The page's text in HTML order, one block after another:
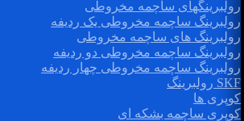
رولبرینگهای ساچمه مخروطی
رولبرینگ ساچمه مخروطی یک ردیفه
رولبرینگ های ساچمه مخروطی
رولبرینگ ساچمه مخروطی دو ردیفه
رولبرینگ ساچمه مخروطی چهار ردیفه
SKF رولبرینگ
کوپری ها
کوپری ساچمه بشکه ای